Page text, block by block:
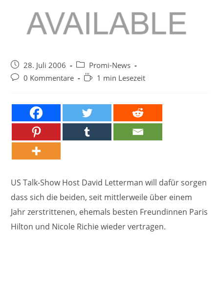
Beitrag
veröffentlicht:
28. Juli 2006
Beitrags-
Kategorie:
Promi-News
Beitrags-
0 Kommentare Lesedauer:
1 min Lesezeit
US Talk-Show Host David Letterman will dafür sorgen
dass sich die beiden, seit mittlerweile über einem
Jahr zerstrittenen, ehemals besten Freundinnen Paris
Hilton und Nicole Richie wieder vertragen.